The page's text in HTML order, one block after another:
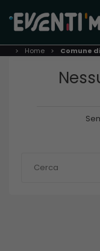
Home Comune